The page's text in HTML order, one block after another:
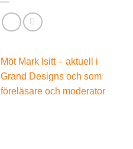
Möt Mark Isitt – aktuell i
Grand Designs och som
föreläsare och moderator